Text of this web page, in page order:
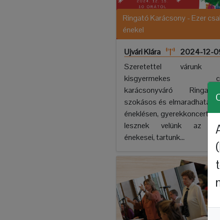
Ringató Karácsony - Ezer
énekel
Ujvári Klára
2024-12-
Szeretettel várunk
kisgyermekes
karácsonyváró
szokásos és
éneklésen, gyerekkoncerten
lesznek velünk az
énekesei, tartunk...